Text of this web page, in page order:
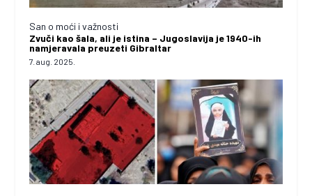
San o moći i važnosti
Zvuči kao šala, ali je istina – Jugoslavija je 1940-ih
namjeravala preuzeti Gibraltar
7. aug. 2025.